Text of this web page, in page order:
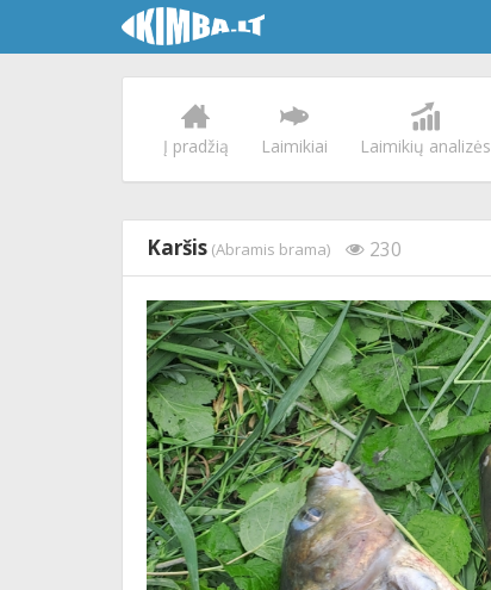
Į pradžią Laimikiai Laimikių analizės
Karšis (Abramis brama) 230